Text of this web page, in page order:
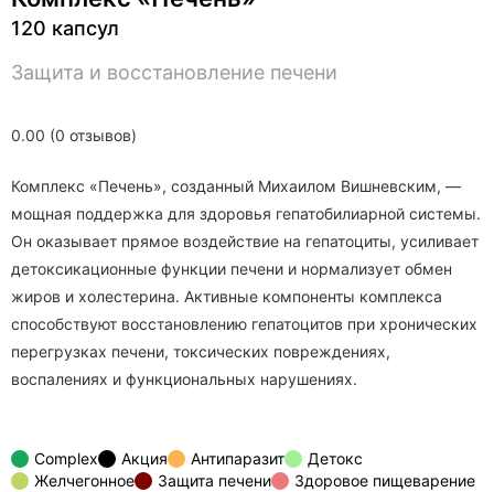
0.00 (0 отзывов)
120 капсул
Защита и восстановление печени
Комплекс «Печень», созданный Михаилом Вишневским, —
мощная поддержка для здоровья гепатобилиарной системы.
Он оказывает прямое воздействие на гепатоциты, усиливает
детоксикационные функции печени и нормализует обмен
жиров и холестерина. Активные компоненты комплекса
способствуют восстановлению гепатоцитов при хронических
перегрузках печени, токсических повреждениях,
воспалениях и функциональных нарушениях.
Complex Акция Антипаразит
Детокс
Желчегонное
Защита печени
Здоровое пищеварение